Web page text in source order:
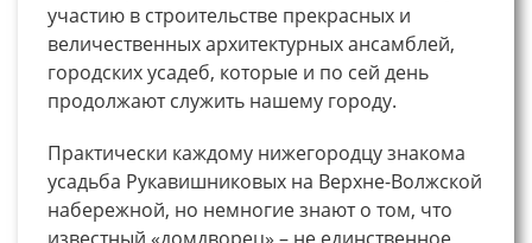
участию в строительстве прекрасных и
величественных архитектурных ансамблей,
городских усадеб, которые и по сей день
продолжают служить нашему городу.
Практически каждому нижегородцу знакома
усадьба Рукавишниковых на Верхне-Волжской
набережной, но немногие знают о том, что